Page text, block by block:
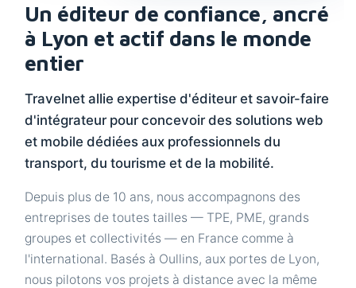
Un éditeur de confiance, ancré
à Lyon et actif dans le monde
entier
Travelnet allie expertise d'éditeur et savoir-faire
d'intégrateur pour concevoir des solutions web
et mobile dédiées aux professionnels du
transport, du tourisme et de la mobilité.
Depuis plus de 10 ans, nous accompagnons des
entreprises de toutes tailles — TPE, PME, grands
groupes et collectivités — en France comme à
l'international. Basés à Oullins, aux portes de Lyon,
nous pilotons vos projets à distance avec la même